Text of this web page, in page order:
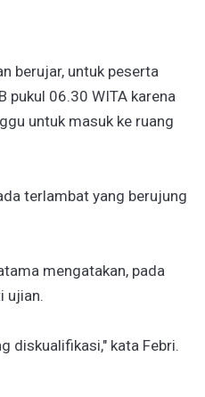
berujar, untuk peserta
pukul 06.30 WITA karena
untuk masuk ke ruang
terlambat yang berujung
mengatakan, pada
ujian.
diskualifikasi," kata Febri.